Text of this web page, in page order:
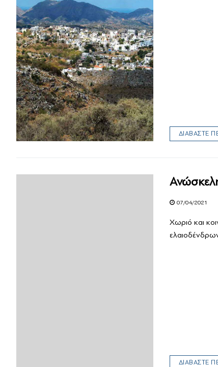
ΔΙΑΒΑΣΤΕ
07/04/2021
Χωριό και
ΔΙΑΒΑΣΤΕ